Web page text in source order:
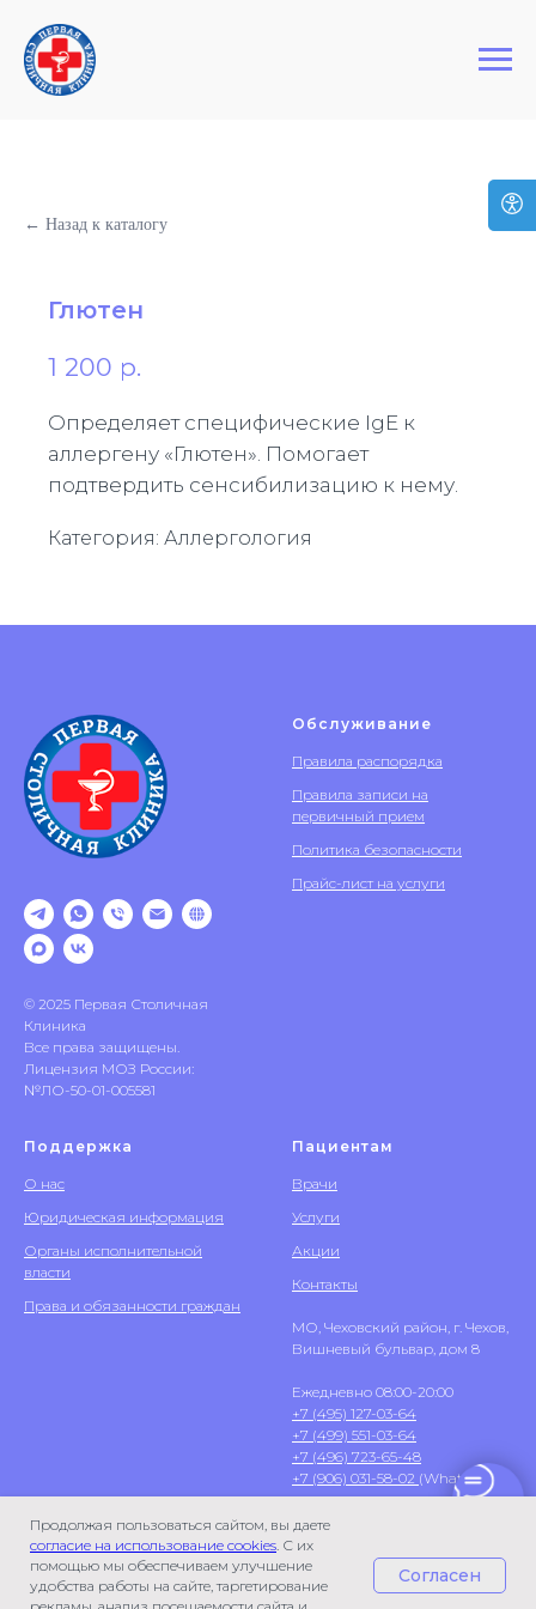
Первая Столичная Клиника
Продолжая пользоваться сайтом, вы даете
согласие на использование cookies. С их
помощью мы обеспечиваем улучшение
удобства работы на сайте, таргетирование
Согласен
← Назад к каталогу
Глютен
1 200 р.
Определяет специфические IgE к
аллергену «Глютен». Помогает
подтвердить сенсибилизацию к нему.
Категория: Аллергология
© 2025 Первая Столичная
Клиника
Все права защищены.
Лицензия МОЗ России:
№ЛО-50-01-005581
Обслуживание
Правила распорядка
Правила записи на
первичный прием
Политика безопасности
Прайс-лист на услуги
Поддержка
О нас
Юридическая информация
Органы исполнительной
власти
Права и обязанности граждан
Пациентам
Врачи
Услуги
Акции
Контакты
МО, Чеховский район, г. Чехов,
Вишневый бульвар, дом 8
Ежедневно 08:00-20:00
+7 (495) 127-03-64
+7 (499) 551-03-64
+7 (496) 723-65-48
+7 (906) 031-58-02 (WhatsApp)